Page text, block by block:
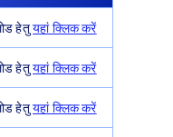
हेतुयहां क्लिक करें
हेतुयहां क्लिक करें
हेतुयहां क्लिक करें